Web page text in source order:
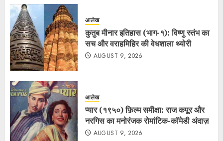
आलेख
कुतुब मीनार इतिहास (भाग-१): विष्णु स्तंभ का
सच और वराहमिहिर की वेधशाला थ्योरी
AUGUST 9, 2026
आलेख
प्यार (१९५०) फ़िल्म समीक्षा: राज कपूर और
नरगिस का मनोरंजक रोमांटिक-कॉमेडी अंदाज़
AUGUST 9, 2026